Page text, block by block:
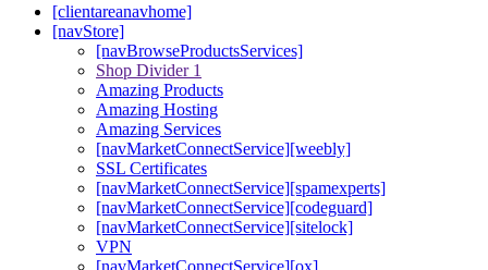
[clientareanavhome]
[navStore]
[navBrowseProductsServices]
Shop Divider 1
Amazing Products
Amazing Hosting
Amazing Services
[navMarketConnectService][weebly]
SSL Certificates
[navMarketConnectService][spamexperts]
[navMarketConnectService][codeguard]
[navMarketConnectService][sitelock]
VPN
[navMarketConnectService][ox]